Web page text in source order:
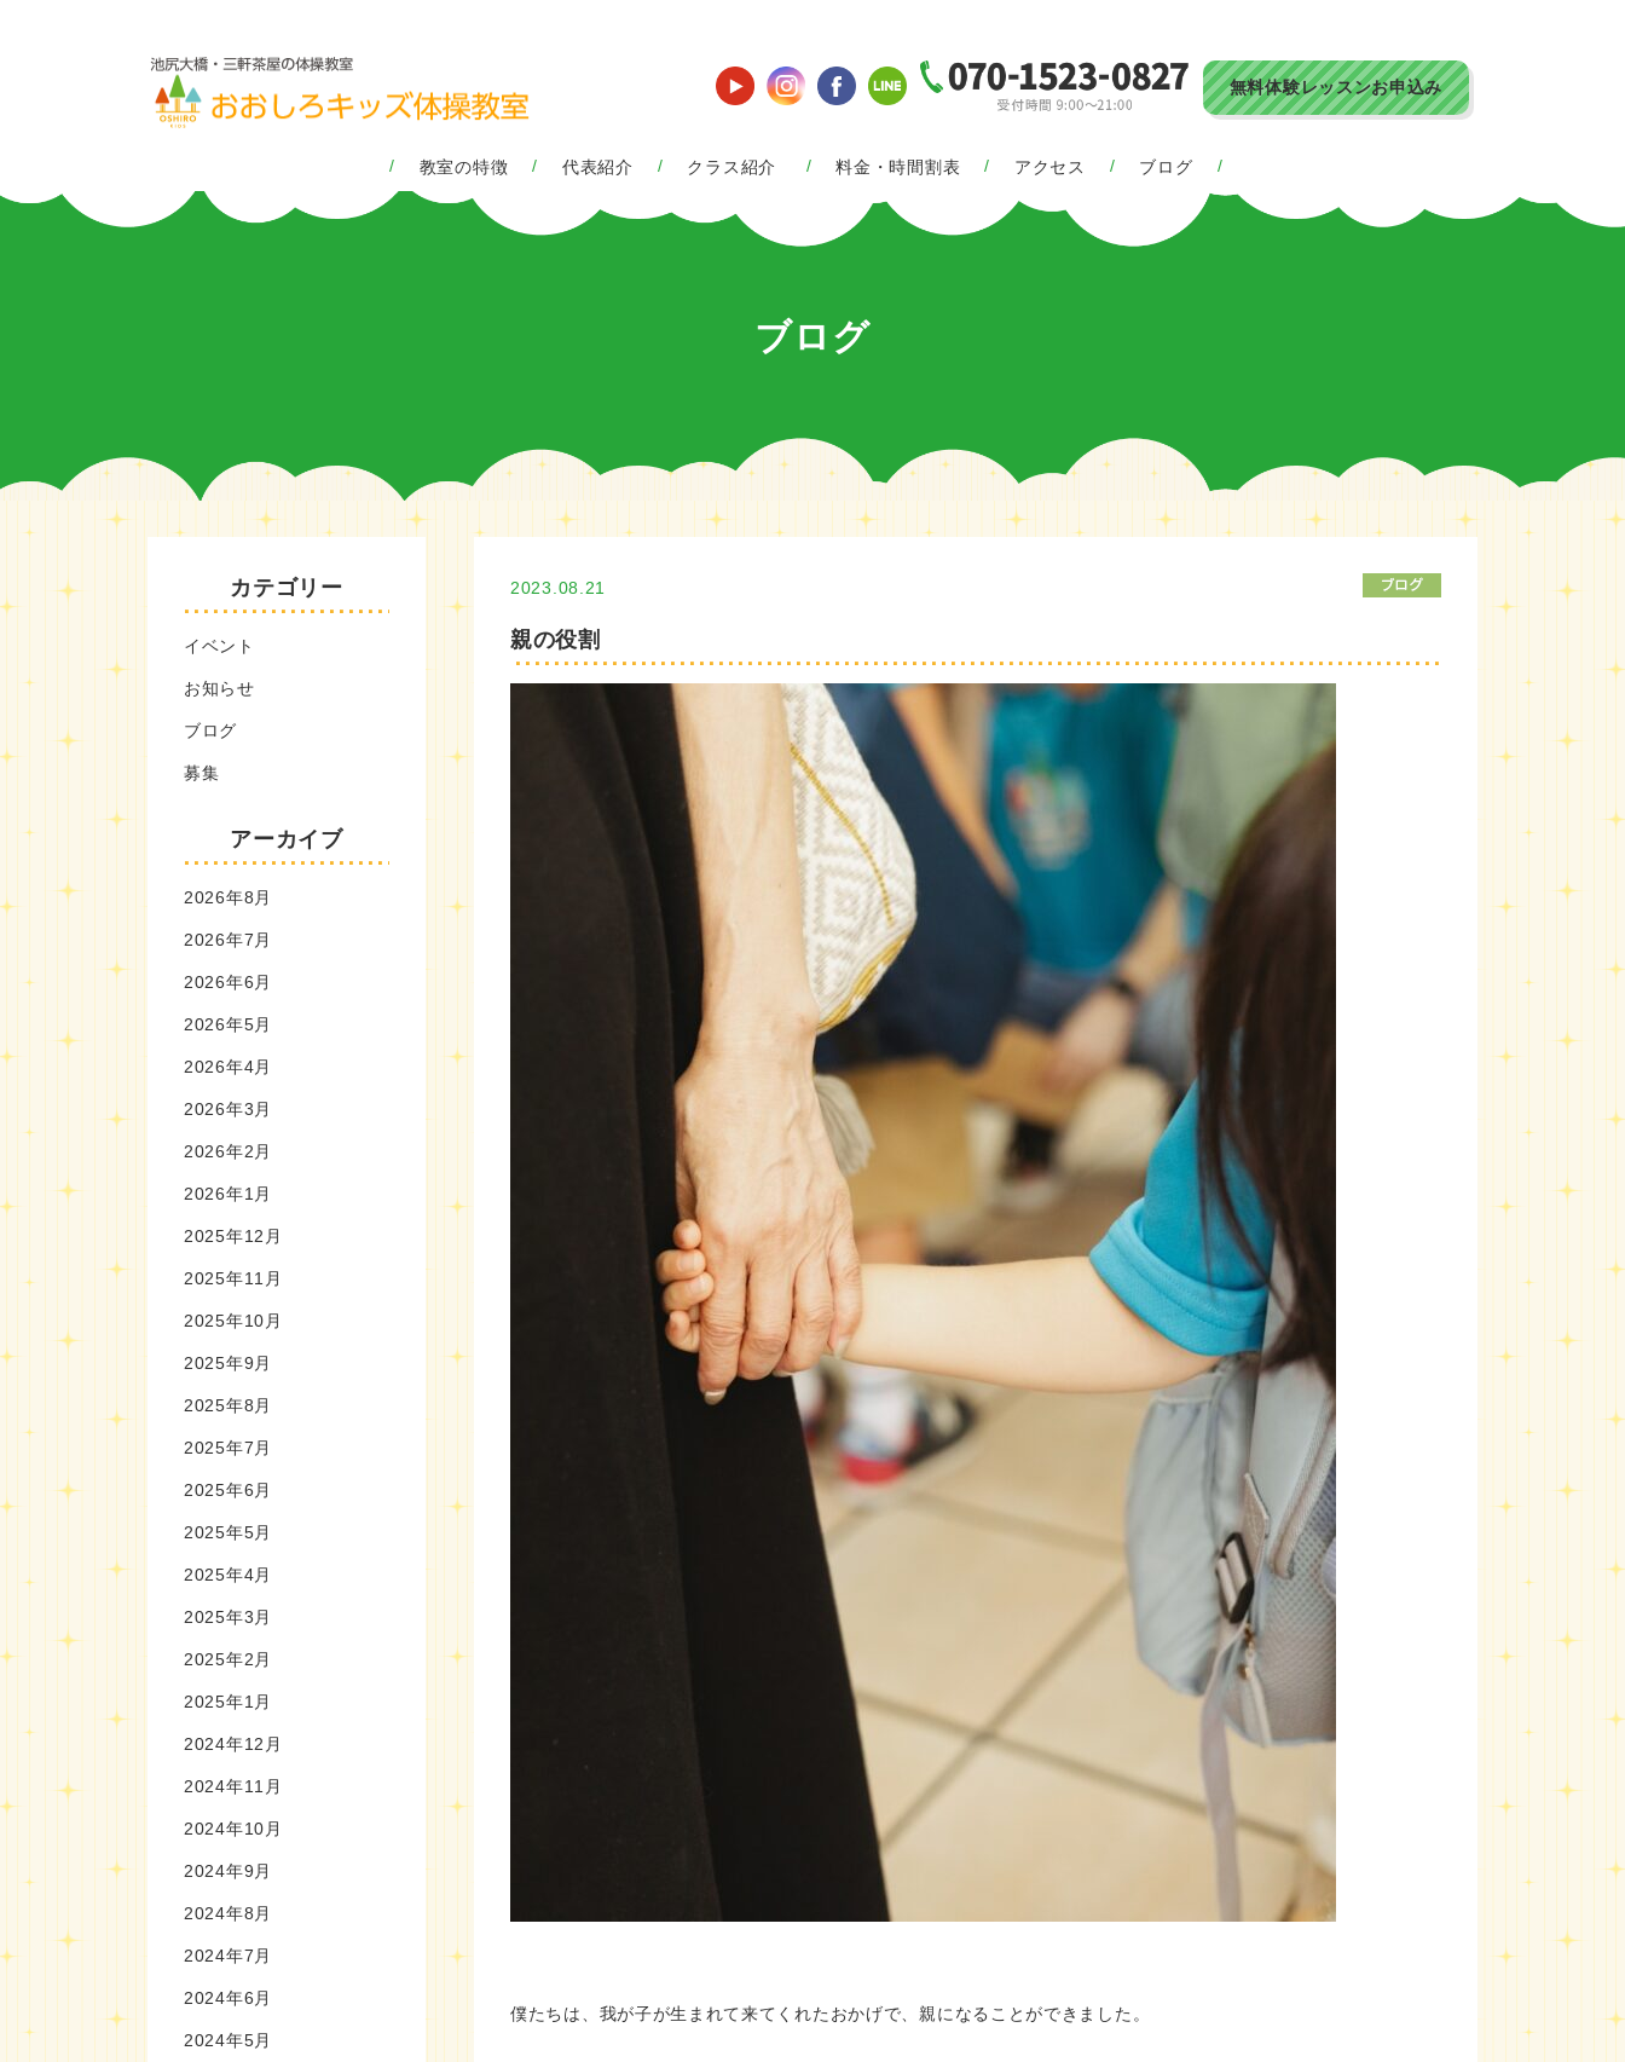
無料体験レッスンお申込み
教室の特徴 代表紹介 クラス紹介 料金・時間割表 アクセス ブログ
ブログ
カテゴリー
イベント
お知らせ
ブログ
募集
アーカイブ
2026年8月
2026年7月
2026年6月
2026年5月
2026年4月
2026年3月
2026年2月
2026年1月
2025年12月
2025年11月
2025年10月
2025年9月
2025年8月
2025年7月
2025年6月
2025年5月
2025年4月
2025年3月
2025年2月
2025年1月
2024年12月
2024年11月
2024年10月
2024年9月
2024年8月
2024年7月
2024年6月
2024年5月
2023.08.21
親の役割
僕たちは、我が子が生まれて来てくれたおかげで、親になることができました。